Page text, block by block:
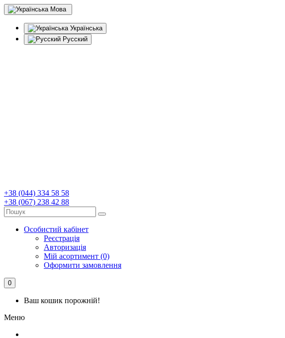
Мова
Українська
Русский
+38 (044) 334 58 58
+38 (067) 238 42 88
Особистий кабінет
Реєстрація
Авторизація
Мій асортимент (0)
Оформити замовлення
0
Ваш кошик порожній!
Меню